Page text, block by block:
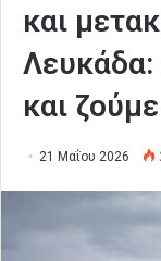
και
Λευκάδα:
και
21 Μαΐου 2026